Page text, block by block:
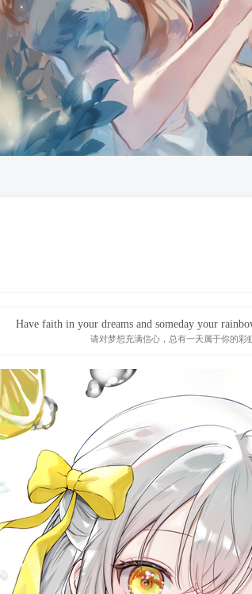
Have faith in your dreams and someday your
请对梦想充满信心，总有一天属于你的彩